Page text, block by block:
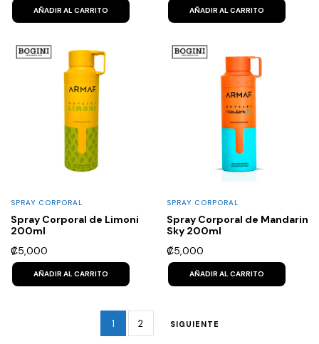
AÑADIR AL CARRITO AÑADIR AL CARRITO
SPRAY CORPORAL
Spray Corporal de Limoni
200ml
₡5,000
AÑADIR AL CARRITO
SPRAY CORPORAL
Spray Corporal de Mandarin
Sky 200ml
₡5,000
AÑADIR AL CARRITO
1 2 SIGUIENTE